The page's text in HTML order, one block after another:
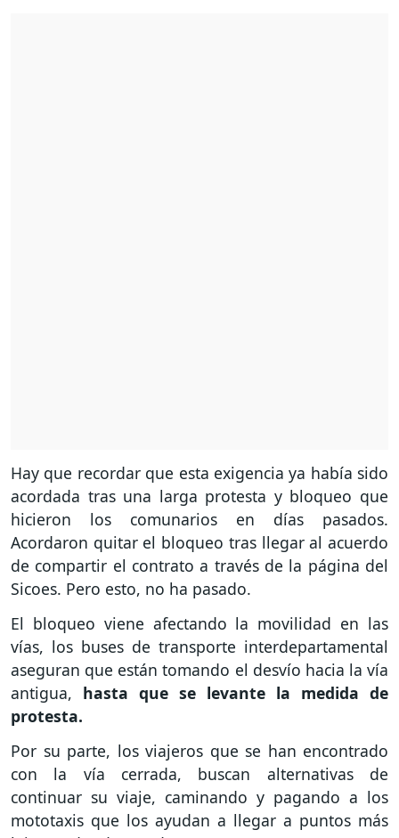
Hay que recordar que esta exigencia ya había sido
acordada tras una larga protesta y bloqueo que
hicieron los comunarios en días pasados.
Acordaron quitar el bloqueo tras llegar al acuerdo
de compartir el contrato a través de la página del
Sicoes. Pero esto, no ha pasado.
El bloqueo viene afectando la movilidad en las
vías, los buses de transporte interdepartamental
aseguran que están tomando el desvío hacia la vía
antigua, hasta que se levante la medida de
protesta.
Por su parte, los viajeros que se han encontrado
con la vía cerrada, buscan alternativas de
continuar su viaje, caminando y pagando a los
mototaxis que los ayudan a llegar a puntos más